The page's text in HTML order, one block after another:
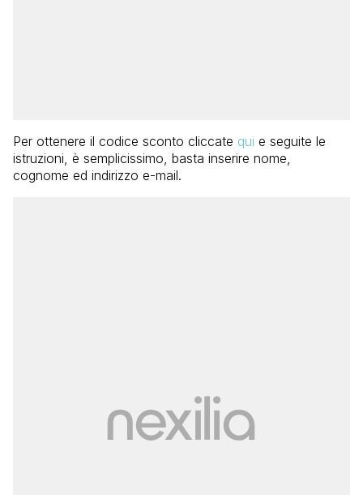
Per ottenere il codice sconto cliccate qui e seguite le
istruzioni, è semplicissimo, basta inserire nome,
cognome ed indirizzo e-mail.